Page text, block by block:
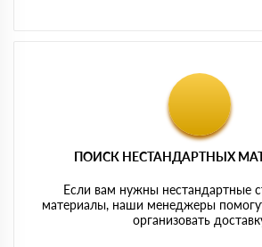
ПОИСК НЕСТАНДАРТНЫХ
Если вам нужны нестандартные
материалы, наши менеджеры
организовать